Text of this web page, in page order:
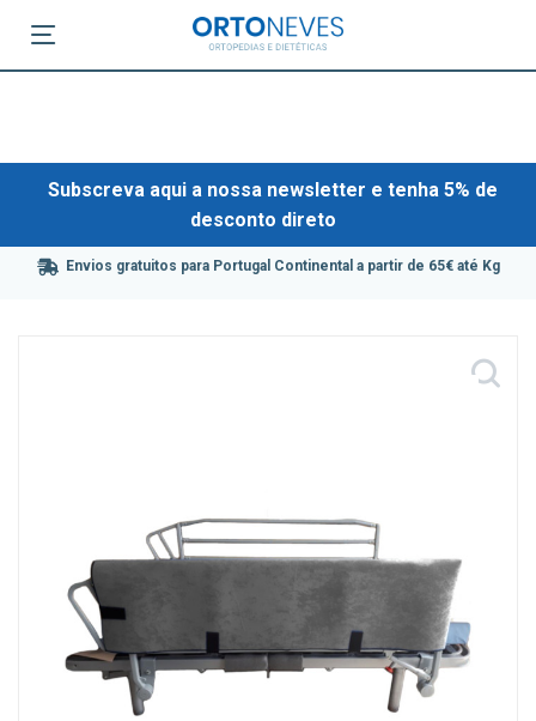
Subscreva aqui a nossa newsletter e tenha 5% de
desconto direto
Envios gratuitos para Portugal Continental a partir de 65€ até Kg